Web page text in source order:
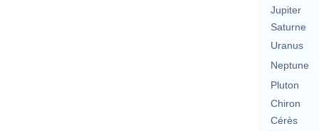
Jupiter
Saturne
Uranus
Neptune
Pluton
Chiron
Cérès